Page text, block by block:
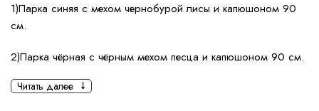
1)Парка синяя с мехом чернобурой лисы и капюшоном 90
см.
2)Парка чёрная с чёрным мехом песца и капюшоном 90 см.
3)Парка коричневая с мехом песца под соболь и
Читать далее